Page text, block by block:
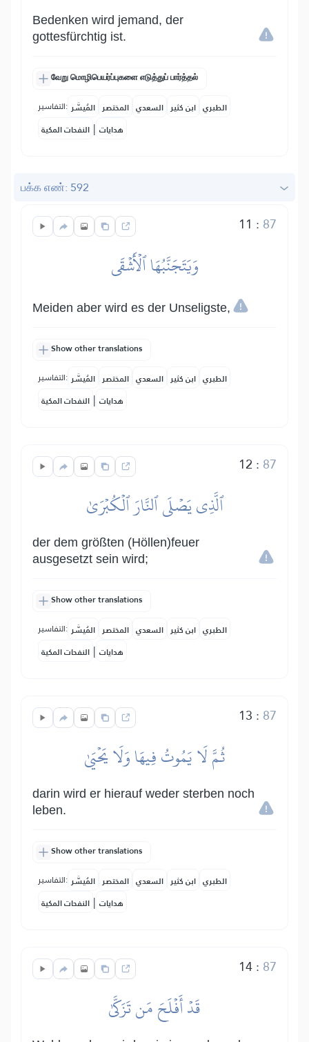
Bedenken wird jemand, der
gottesfürchtig ist.
வேறு மொழிபெயர்ப்புகளை எடுத்துப் பார்த்தல்
التفاسير: المُيسَّر المختصر السعدي ابن كثير الطبري
النفحات المكية | هدايات
பக்க எண்: 592
11 : 87
وَيَتَجَنَّبُهَا ٱلۡأَشۡقَى
Meiden aber wird es der Unseligste,
Show other translations
التفاسير: المُيسَّر المختصر السعدي ابن كثير الطبري
النفحات المكية | هدايات
12 : 87
ٱلَّذِي يَصۡلَى ٱلنَّارَ ٱلۡكُبۡرَىٰ
der dem größten (Höllen)feuer
ausgesetzt sein wird;
Show other translations
التفاسير: المُيسَّر المختصر السعدي ابن كثير الطبري
النفحات المكية | هدايات
13 : 87
ثُمَّ لَا يَمُوتُ فِيهَا وَلَا يَحۡيَىٰ
darin wird er hierauf weder sterben noch
leben.
Show other translations
التفاسير: المُيسَّر المختصر السعدي ابن كثير الطبري
النفحات المكية | هدايات
14: 87
قَدۡ أَفۡلَحَ مَن تَزَكَّىٰ